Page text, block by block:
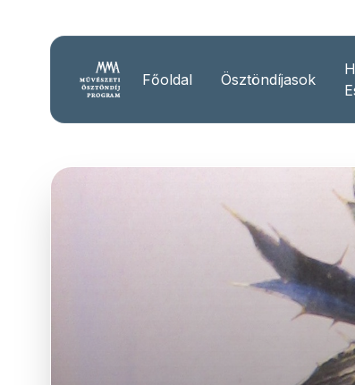
Főoldal Ösztöndíjasok